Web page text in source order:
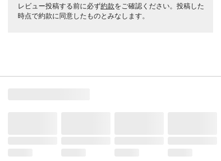
レビュー投稿する前に必ず約款をご確認ください。投稿した
時点で約款に同意したものとみなします。